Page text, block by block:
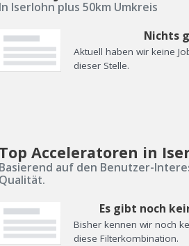
In Iserlohn plus 50km Umkreis
Nichts
Aktuell haben wir keine
dieser Stelle.
Top Acceleratoren in
Basierend auf den Benutzer-
Qualität.
Es gibt noch
Bisher kennen wir noch
diese Filterkombination.